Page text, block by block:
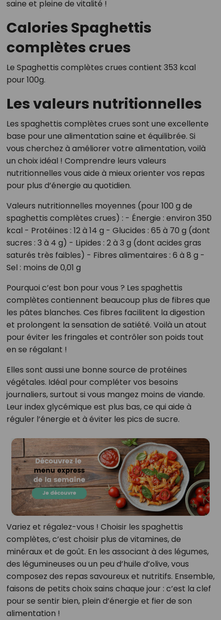
saine et pleine de vitalité !
Calories Spaghettis
complètes crues
Le Spaghettis complètes crues contient 353 kcal
pour 100g.
Les valeurs nutritionnelles
Les spaghettis complètes crues sont une excellente
base pour une alimentation saine et équilibrée. Si
vous cherchez à améliorer votre alimentation, voilà
un choix idéal ! Comprendre leurs valeurs
nutritionnelles vous aide à mieux orienter vos repas
pour plus d’énergie au quotidien.
Valeurs nutritionnelles moyennes (pour 100 g de
spaghettis complètes crues) : - Énergie : environ 350
kcal - Protéines : 12 à 14 g - Glucides : 65 à 70 g (dont
sucres : 3 à 4 g) - Lipides : 2 à 3 g (dont acides gras
saturés très faibles) - Fibres alimentaires : 6 à 8 g -
Sel : moins de 0,01 g
Pourquoi c’est bon pour vous ? Les spaghettis
complètes contiennent beaucoup plus de fibres que
les pâtes blanches. Ces fibres facilitent la digestion
et prolongent la sensation de satiété. Voilà un atout
pour éviter les fringales et contrôler son poids tout
en se régalant !
Elles sont aussi une bonne source de protéines
végétales. Idéal pour compléter vos besoins
journaliers, surtout si vous mangez moins de viande.
Leur index glycémique est plus bas, ce qui aide à
réguler l’énergie et à éviter les pics de sucre.
Variez et régalez-vous ! Choisir les spaghettis
complètes, c’est choisir plus de vitamines, de
minéraux et de goût. En les associant à des légumes,
des légumineuses ou un peu d’huile d’olive, vous
composez des repas savoureux et nutritifs. Ensemble,
faisons de petits choix sains chaque jour : c’est la clef
pour se sentir bien, plein d’énergie et fier de son
alimentation !